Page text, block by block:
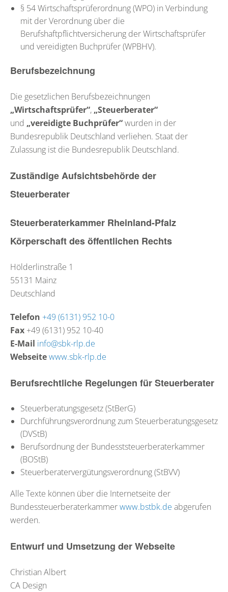
§ 54 Wirtschaftsprüferordnung (WPO) in Verbindung
mit der Verordnung über die
Berufshaftpflichtversicherung der Wirtschaftsprüfer
und vereidigten Buchprüfer (WPBHV).
Berufsbezeichnung
Die gesetzlichen Berufsbezeichnungen
„Wirtschaftsprüfer“, „Steuerberater“
und „vereidigte Buchprüfer“wurden in der
Bundesrepublik Deutschland verliehen. Staat der
Zulassung ist die Bundesrepublik Deutschland.
Zuständige Aufsichtsbehörde der
Steuerberater
Steuerberaterkammer Rheinland-Pfalz
Körperschaft des öffentlichen Rechts
Hölderlinstraße 1
55131 Mainz
Deutschland
Telefon +49 (6131) 952 10-0
Fax +49 (6131) 952 10-40
E-Mail info@sbk-rlp.de
Webseitewww.sbk-rlp.de
Berufsrechtliche Regelungen für Steuerberater
Steuerberatungsgesetz (StBerG)
Durchführungsverordnung zum Steuerberatungsgesetz
(DVStB)
Berufsordnung der Bundesststeuerberaterkammer
(BOStB)
Steuerberatervergütungsverordnung (StBVV)
Alle Texte können über die Internetseite der
Bundessteuerberaterkammerwww.bstbk.de abgerufen
werden.
Entwurf und Umsetzung der Webseite
Christian Albert
CA Design